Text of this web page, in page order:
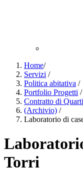
Home/
Servizi /
Politica abitativa /
Portfolio Progetti /
Contratto di
(Archivio) /
Laboratorio di
Torri